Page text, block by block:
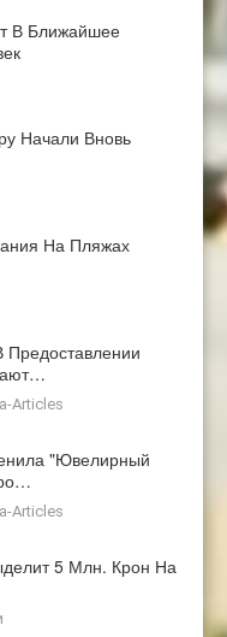
В Ближайшее
Начали Вновь
На Пляжах
Articles
"ювелирный
Articles
5 Млн. Крон На